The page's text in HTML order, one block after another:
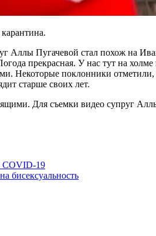
Аллы Пугачевой стал похож на
прекрасная. У нас тут на
Некоторые поклонники
старше своих лет.
Для съемки видео супруг
COVID-19
бисексуальность